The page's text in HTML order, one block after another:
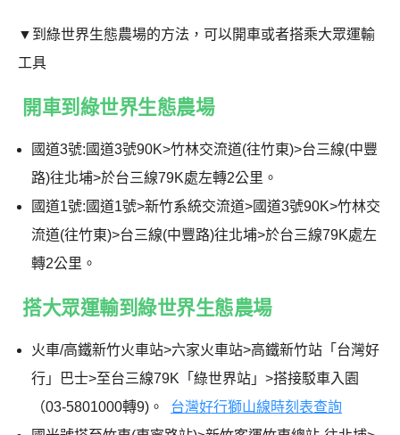
▼ 到綠世界生態農場的方法，可以開車或者搭乘大眾運輸
工具
開車到綠世界生態農場
國道3號:國道3號90K>竹林交流道(往竹東)>台三線(中豐
路)往北埔>於台三線79K處左轉2公里。
國道1號:國道1號>新竹系統交流道>國道3號90K>竹林交
流道(往竹東)>台三線(中豐路)往北埔>於台三線79K處左
轉2公里。
搭大眾運輸到綠世界生態農場
火車/高鐵新竹火車站>六家火車站>高鐵新竹站「台灣好
行」巴士>至台三線79K「綠世界站」>搭接駁車入園
（03-5801000轉9)。 台灣好行獅山線時刻表查詢